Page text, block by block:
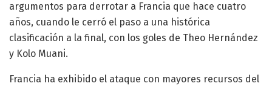
argumentos para derrotar a Francia que hace cuatro
años, cuando le cerró el paso a una histórica
clasificación a la final, con los goles de Theo Hernández
y Kolo Muani.
Francia ha exhibido el ataque con mayores recursos del